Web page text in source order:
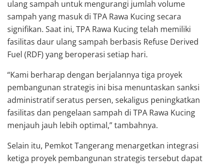
ulang sampah untuk mengurangi jumlah volume
sampah yang masuk di TPA Rawa Kucing secara
signifikan. Saat ini, TPA Rawa Kucing telah memiliki
fasilitas daur ulang sampah berbasis Refuse Derived
Fuel (RDF) yang beroperasi setiap hari.
“Kami berharap dengan berjalannya tiga proyek
pembangunan strategis ini bisa menuntaskan sanksi
administratif seratus persen, sekaligus peningkatkan
fasilitas dan pengelaan sampah di TPA Rawa Kucing
menjauh jauh lebih optimal,” tambahnya.
Selain itu, Pemkot Tangerang menargetkan integrasi
ketiga proyek pembangunan strategis tersebut dapat